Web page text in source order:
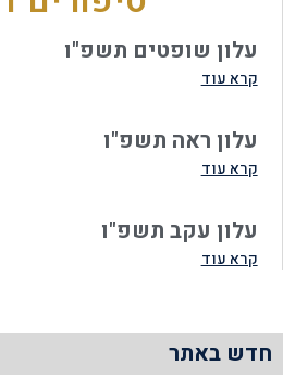
חדש באתר
עלון שופטים תשפ"ו
קרא עוד
עלון ראה תשפ"ו
קרא עוד
עלון עקב תשפ"ו
קרא עוד